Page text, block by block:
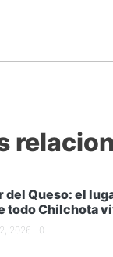
del Queso: el
todo Chilchota
2026 0